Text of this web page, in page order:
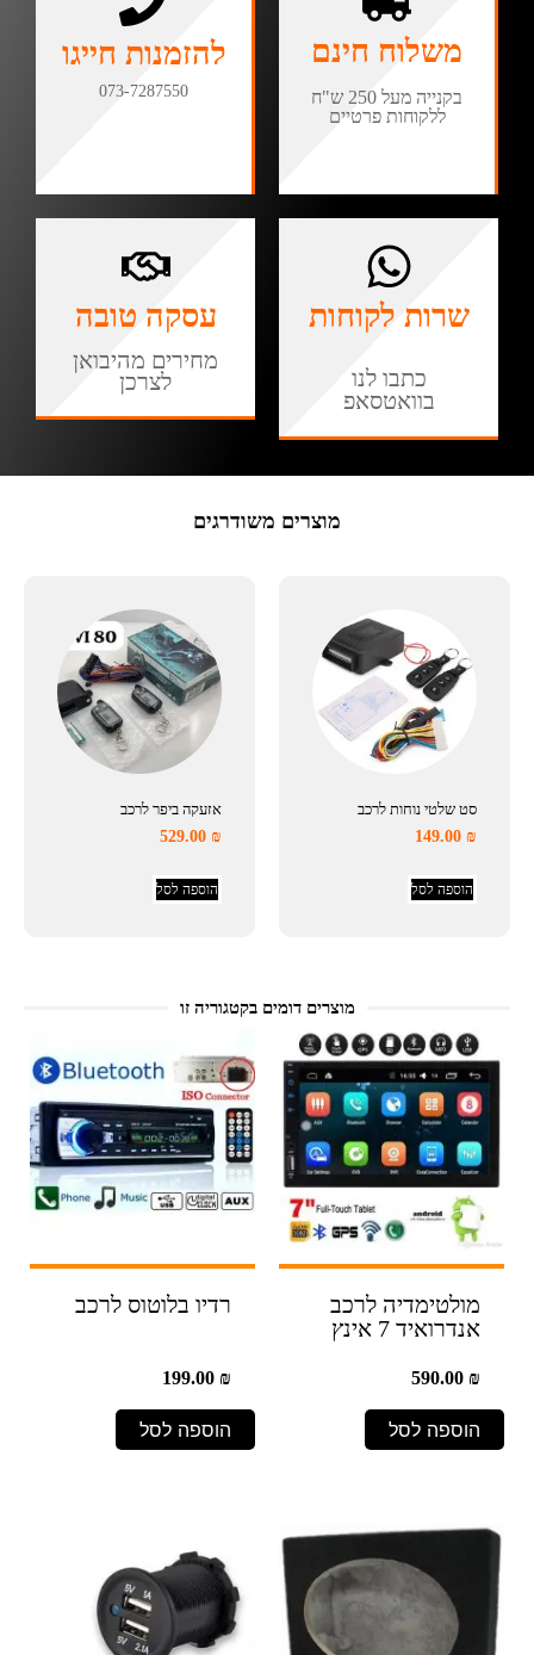
משלוח חינם
בקנייה מעל 250 ש"ח
ללקוחות פרטיים
להזמנות חייגו
073-7287550
שרות לקוחות
כתבו לנו
בוואטסאפ
עסקה טובה
מחירים מהיבואן
לצרכן
מוצרים משודרגים
סט שלטי נוחות לרכב
149.00₪
הוספה לסל
אזעקה ביפר לרכב
529.00₪
הוספה לסל
מוצרים דומים בקטגוריה זו
מולטימדיה לרכב
אנדרואיד 7 אינץ
590.00₪
הוספה לסל
רדיו בלוטוס לרכב
199.00₪
הוספה לסל